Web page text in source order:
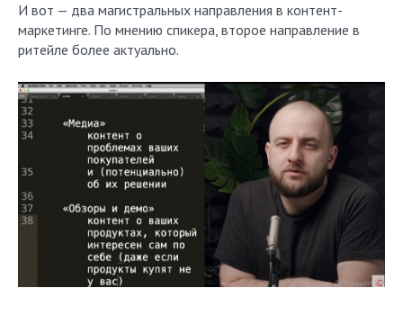
И вот — два магистральных направления в контент-
маркетинге. По мнению спикера, второе направление в
ритейле более актуально.